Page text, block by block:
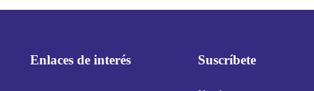
Enlaces de interés Suscríbete